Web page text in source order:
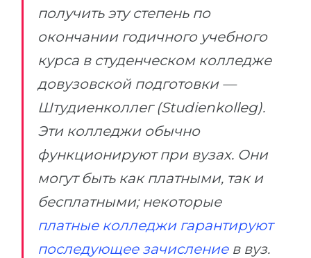
получить эту степень по
окончании годичного учебного
курса в студенческом колледже
довузовской подготовки —
Штудиенколлег (Studienkolleg).
Эти колледжи обычно
функционируют при вузах. Они
могут быть как платными, так и
бесплатными; некоторые
платные колледжи гарантируют
последующее зачислениев вуз.